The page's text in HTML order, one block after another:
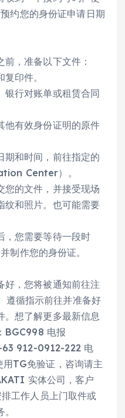
约您的身份证申请日期
，准备以下文件：
印件。
银行对账单或租赁合同
他有效身份证明的原件
期和时间，前往指定的
Center）。
您的文件，并接受现场
纹和照片。也可能需要
，您需要等待一段时
制作您的身份证。
好，您将被通知前往注
遵循指示前往并准备好
。想了解更多最新信息
BGC998 电报
912-0912-222 电
TG免验证，咨询请主
实体公司，客户
工作人员上门取件或